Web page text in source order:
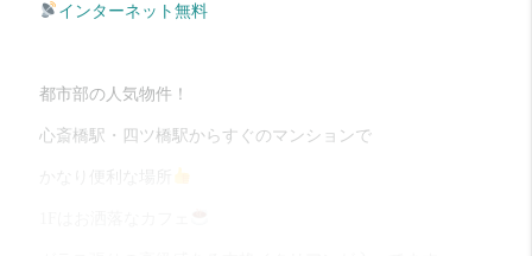
イン ターネット無料
都市部の人気物件！
心斎橋駅・四ツ橋駅からすぐのマンションで